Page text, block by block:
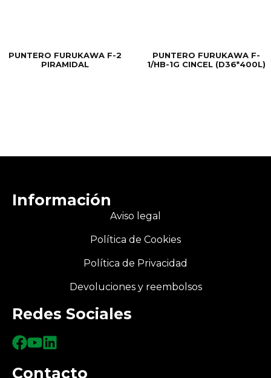
PUNTERO FURUKAWA F-2
PIRAMIDAL
PUNTERO FURUKAWA F-
1/HB-1G CINCEL (D36*400L)
Información
Aviso legal
Política de Cookies
Política de Privacidad
Devoluciones y reembolsos
Redes Sociales
Contacto